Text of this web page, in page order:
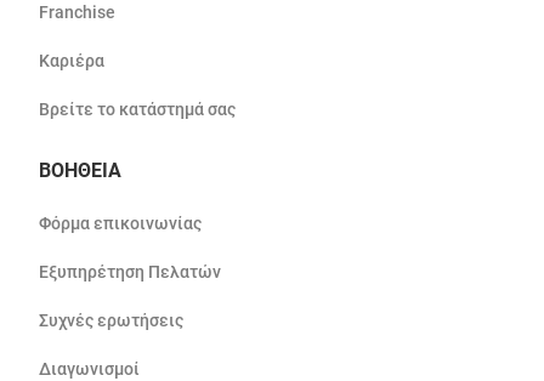
Franchise
Καριέρα
Βρείτε το κατάστημά σας
ΒΟΗΘΕΙΑ
Φόρμα επικοινωνίας
Εξυπηρέτηση Πελατών
Συχνές ερωτήσεις
Διαγωνισμοί